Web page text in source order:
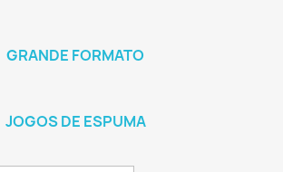
GRANDE FORMATO
JOGOS DE ESPUMA